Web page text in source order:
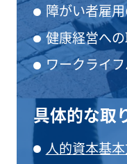
障がい者雇
健康経営へ
ワークライ
具体的な取
人的資本基